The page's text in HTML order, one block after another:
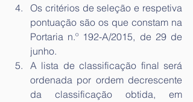
Os critérios de seleção e respetiva
pontuação são os que constam na
Portaria n.º 192-A/2015, de 29 de
junho.
A lista de classificação final será
ordenada por ordem decrescente
da classificação obtida, em